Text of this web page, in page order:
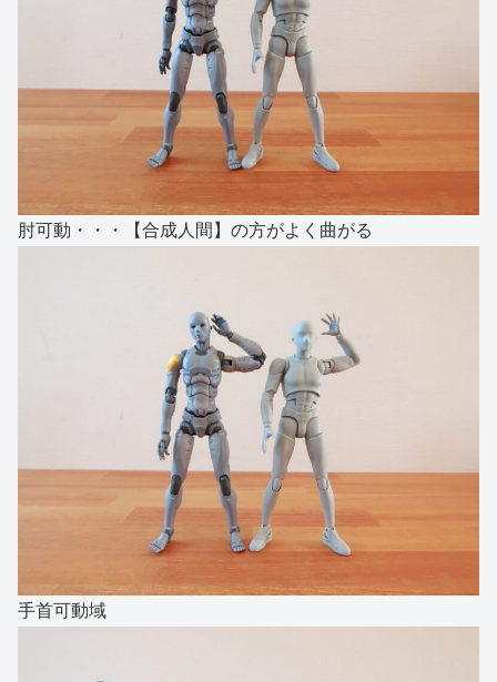
肘可動・・・【合成人間】の方がよく曲がる
手首可動域